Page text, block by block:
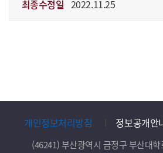
최종수정일 2022.11.25
개인정보처리방침 정보공개안
(46241) 부산광역시 금정구 부산대